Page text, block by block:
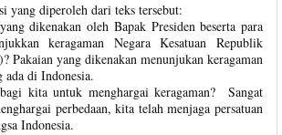
yang diperoleh dari teks tersebut:
dikenakan oleh Bapak Presiden beserta para
keragaman Negara Kesatuan Republik
Pakaian yang dikenakan menunjukan keragaman
ada di Indonesia.
kita untuk menghargai keragaman? Sangat
perbedaan, kita telah menjaga persatuan
Indonesia.